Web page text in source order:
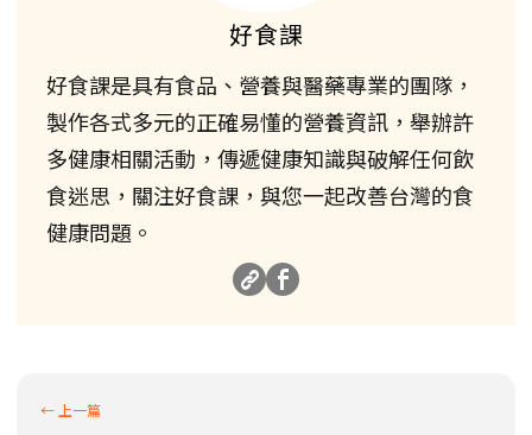
好食課
好食課是具有食品、營養與醫藥專業的團隊，
製作各式多元的正確易懂的營養資訊，舉辦許
多健康相關活動，傳遞健康知識與破解任何飲
食迷思，關注好食課，與您一起改善台灣的食
健康問題。